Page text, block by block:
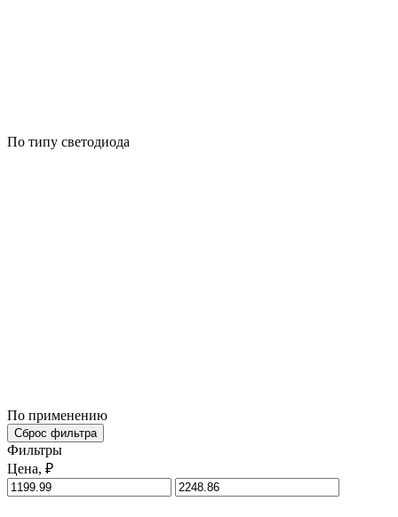
По типу светодиода
По применению
Сброс фильтра
Фильтры
Цена, ₽